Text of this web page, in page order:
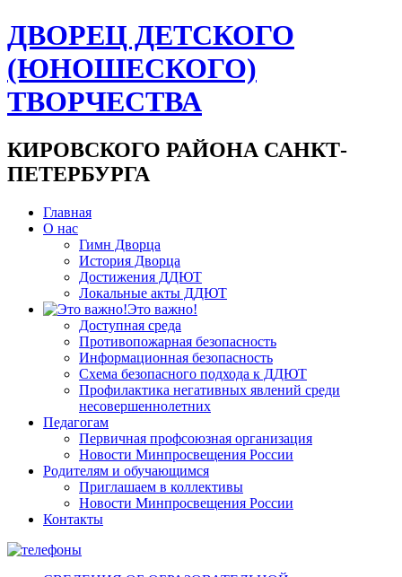
ДВОРЕЦ ДЕТСКОГО
(ЮНОШЕСКОГО)
ТВОРЧЕСТВА
КИРОВСКОГО РАЙОНА САНКТ-
ПЕТЕРБУРГА
Главная
О нас
Гимн Дворца
История Дворца
Достижения ДДЮТ
Локальные акты ДДЮТ
Это важно!
Доступная среда
Противопожарная безопасность
Информационная безопасность
Схема безопасного подхода к ДДЮТ
Профилактика негативных явлений среди
несовершеннолетних
Педагогам
Первичная профсоюзная организация
Новости Минпросвещения России
Родителям и обучающимся
Приглашаем в коллективы
Новости Минпросвещения России
Контакты